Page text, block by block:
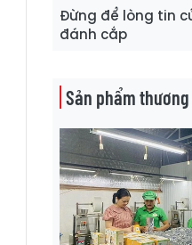
Đừng để lòng tin
đánh cắp
Sản phẩm